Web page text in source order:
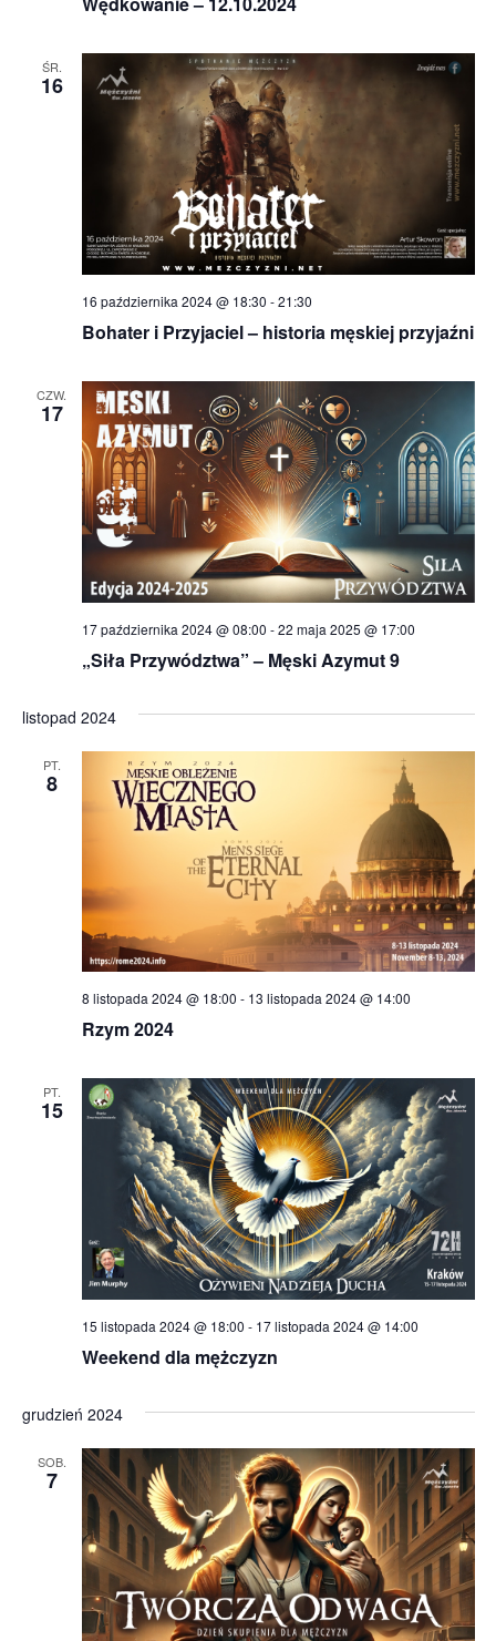
ŚR.
16
Bohater i Przyjaciel – historia męskiej przyjaźni
16 października 2024 @ 18:30 -21:30
CZW.
17
„Siła Przywództwa” – Męski Azymut 9
17 października 2024 @ 08:00 -22 maja 2025 @ 17:00
listopad 2024
PT.
8
Rzym 2024
8 listopada 2024 @ 18:00 - 13 listopada 2024 @ 14:00
PT.
15
Weekend dla mężczyzn
15 listopada 2024 @ 18:00 - 17 listopada 2024 @ 14:00
grudzień 2024
SOB.
7